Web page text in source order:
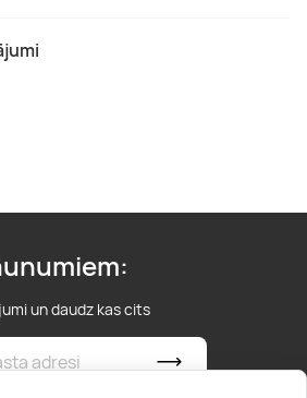
un daudz kas cits